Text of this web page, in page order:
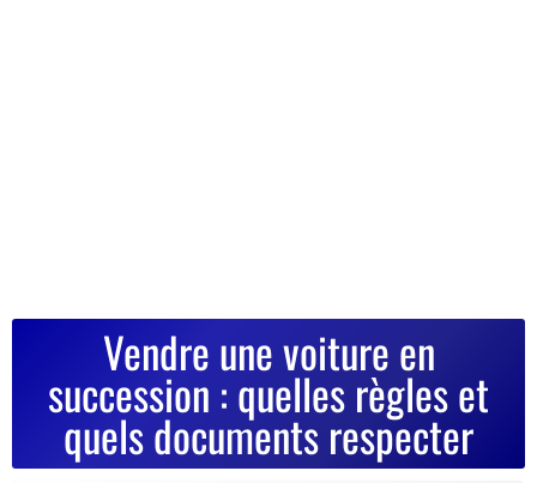
Vendre une voiture en
succession : quelles règles et
quels documents respecter